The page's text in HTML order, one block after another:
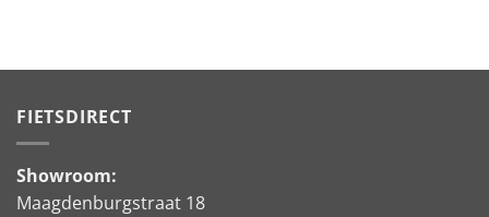
FIETSDIRECT
Showroom:
Maagdenburgstraat 18